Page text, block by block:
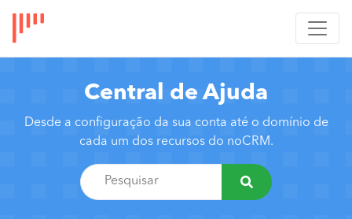
Central de Ajuda
Desde a configuração da sua conta até o domínio de
cada um dos recursos do noCRM.